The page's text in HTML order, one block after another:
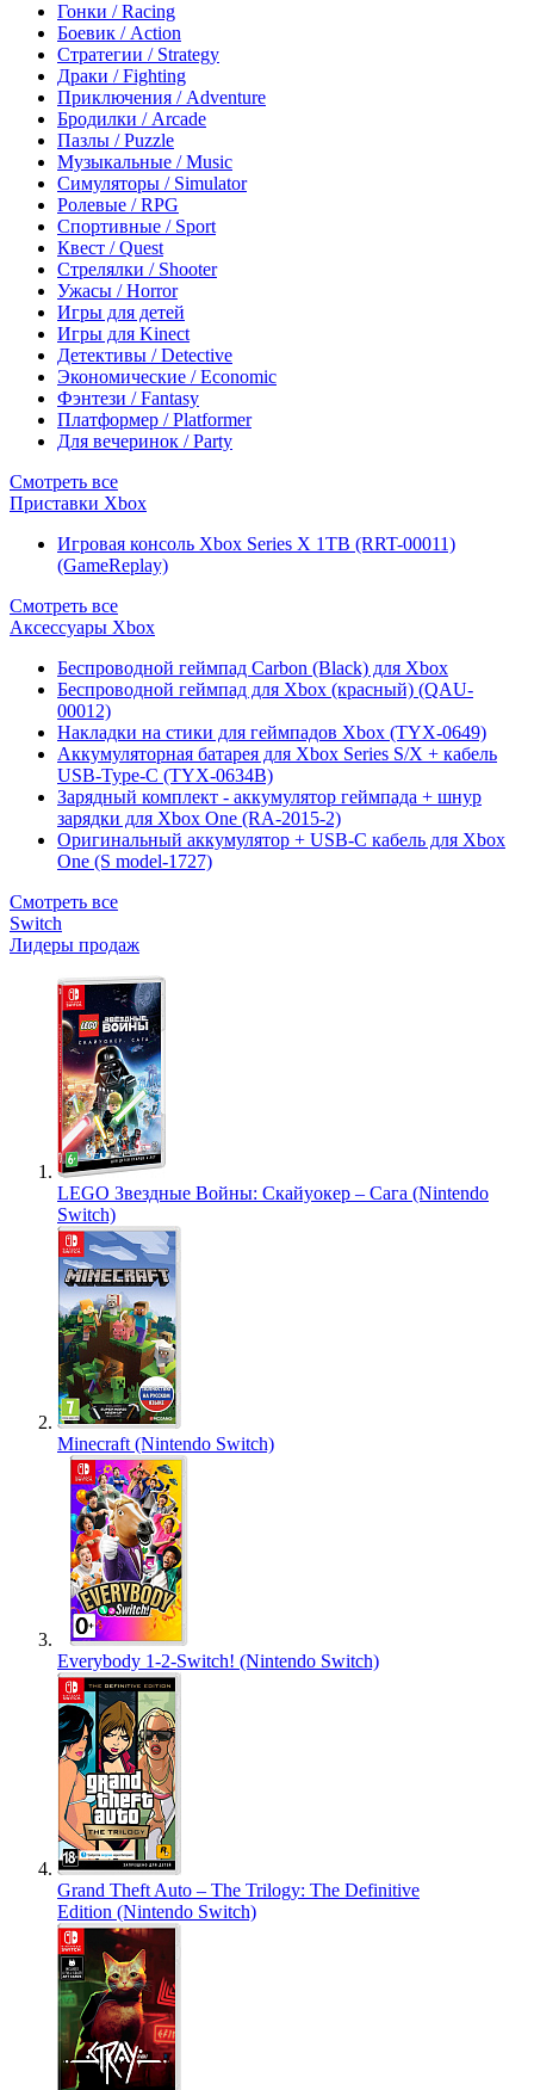
Гонки / Racing
Боевик / Action
Стратегии / Strategy
Драки / Fighting
Приключения / Adventure
Бродилки / Arcade
Пазлы / Puzzle
Музыкальные / Music
Симуляторы / Simulator
Ролевые / RPG
Спортивные / Sport
Квест / Quest
Стрелялки / Shooter
Ужасы / Horror
Игры для детей
Игры для Kinect
Детективы / Detective
Экономические / Economic
Фэнтези / Fantasy
Платформер / Platformer
Для вечеринок / Party
Смотреть все
Приставки Xbox
Игровая консоль Xbox Series X 1TB (RRT-00011)
(GameReplay)
Смотреть все
Аксессуары Xbox
Беспроводной геймпад Carbon (Black) для Xbox
Беспроводной геймпад для Xbox (красный) (QAU-
00012)
Накладки на стики для геймпадов Xbox (TYX-0649)
Аккумуляторная батарея для Xbox Series S/X + кабель
USB-Type-C (TYX-0634B)
Зарядный комплект - аккумулятор геймпада + шнур
зарядки для Xbox One (RA-2015-2)
Оригинальный аккумулятор + USB-C кабель для Xbox
One (S model-1727)
Смотреть все
Switch
Лидеры продаж
LEGO Звездные Войны: Скайуокер – Сага (Nintendo
Switch)
Minecraft (Nintendo Switch)
Everybody 1-2-Switch! (Nintendo Switch)
Grand Theft Auto – The Trilogy: The Definitive
Edition (Nintendo Switch)